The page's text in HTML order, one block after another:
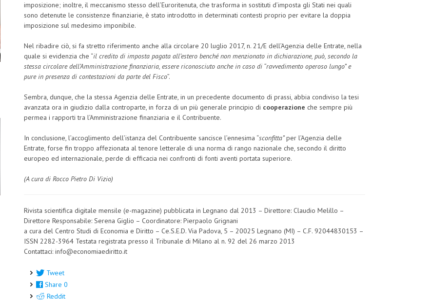
imposizione; inoltre, il meccanismo stesso dell’Euroritenuta, che trasforma in sostituti d’imposta gli Stati nei quali
sono detenute le consistenze finanziarie, è stato introdotto in determinati contesti proprio per evitare la doppia
imposizione sul medesimo imponibile.
Nel ribadire ciò, si fa stretto riferimento anche alla circolare 20 luglio 2017, n. 21/E dell’Agenzia delle Entrate, nella
quale si evidenzia che “il credito di imposta pagata all’estero benché non menzionato in dichiarazione, può, secondo la
stessa circolare dell’Amministrazione finanziaria, essere riconosciuto anche in caso di “ravvedimento operoso lungo” e
pure in presenza di contestazioni da parte del Fisco”.
Sembra, dunque, che la stessa Agenzia delle Entrate, in un precedente documento di prassi, abbia condiviso la tesi
avanzata ora in giudizio dalla controparte, in forza di un più generale principio di cooperazioneche sempre più
permea i rapporti tra l’Amministrazione finanziaria e il Contribuente.
In conclusione, l’accoglimento dell’istanza del Contribuente sancisce l’ennesima “sconfitta”per l’Agenzia delle
Entrate, forse fin troppo affezionata al tenore letterale di una norma di rango nazionale che, secondo il diritto
europeo ed internazionale, perde di efficacia nei confronti di fonti aventi portata superiore.
(A cura di Rocco Pietro Di Vizio)
Rivista scientifica digitale mensile (e-magazine) pubblicata in Legnano dal 2013 – Direttore: Claudio Melillo –
Direttore Responsabile: Serena Giglio – Coordinatore: Pierpaolo Grignani
a cura del Centro Studi di Economia e Diritto – Ce.S.E.D. Via Padova, 5 – 20025 Legnano (MI) – C.F. 92044830153 –
ISSN 2282-3964 Testata registrata presso il Tribunale di Milano al n. 92 del 26 marzo 2013
Contattaci: info@economiaediritto.it
Tweet
Share 0
Reddit